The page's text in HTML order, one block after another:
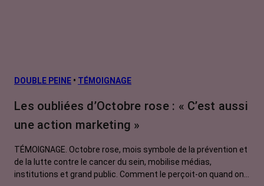
L’après cancer
Traitements
contre le cancer
DOUBLE PEINE • TÉMOIGNAGE
Les oubliées d’Octobre rose : « C’est aussi
une action marketing »
TÉMOIGNAGE. Octobre rose, mois symbole de la prévention et
de la lutte contre le cancer du sein, mobilise médias,
institutions et grand public. Comment le perçoit-on quand on